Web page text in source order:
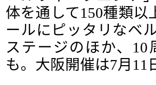
体を通して150種類以
ールにピッタリなベ
ステージのほか、
も。大阪開催は7月11